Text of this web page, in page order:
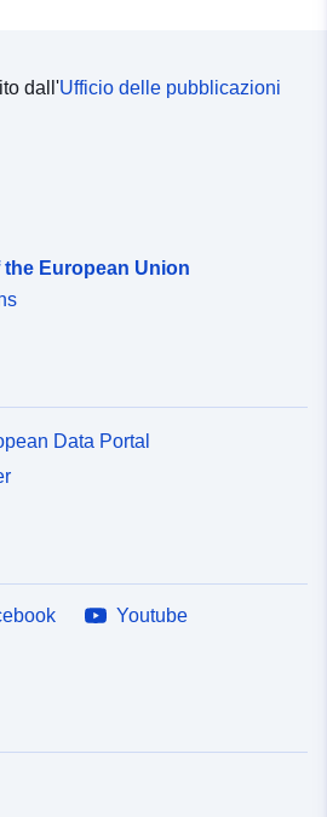
dall'Ufficio delle pubblicazioni
European Union
Data Portal
Youtube